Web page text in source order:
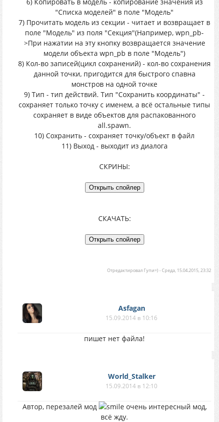
"Списка моделей" в поле "Модель"
7) Прочитать модель из секции - читает и возвращает в
поле "Модель" из поля "Секция"(Например, wpn_pb-
>При нажатии на эту кнопку возвращается значение
модели объекта wpn_pb в поле "Модель")
8) Кол-во записей(цикл сохранений) - кол-во сохранения
данной точки, пригодится для быстрого спавна
монстров на одной точке
9) Тип - тип действий. Тип "Сохранить координаты" -
сохраняет только точку с именем, а всё остальные типы
сохраняет в виде объектов для распакованного
all.spawn.
10) Сохранить - сохраняет точку/объект в файл
11) Выход - выходит из диалога
СКРИНЫ:
СКАЧАТЬ:
Отредактировал Гупи=)-Среда, 15.04.2015, 23:32
Asfagan
15.09.2014 в 10:16
пишет нет файла!
World_Stalker
15.09.2014 в 12:10
Автор, перезалей мод
очень интересный мод,
всё жду.